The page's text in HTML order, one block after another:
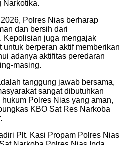
Narkotika.
Polres Nias berharap
dan bersih dari
Kepolisian juga mengajak
berperan aktif memberikan
adanya aktifitas peredaran
masing.
tanggung jawab bersama,
sangat dibutuhkan
Polres Nias yang aman,
KBO Sat Res Narkoba
Plt. Kasi Propam Polres Nias